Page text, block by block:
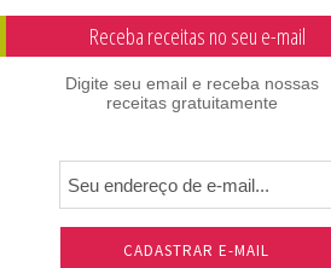
Receba receitas no seu e-mail
Digite seu email e receba nossas
receitas gratuitamente